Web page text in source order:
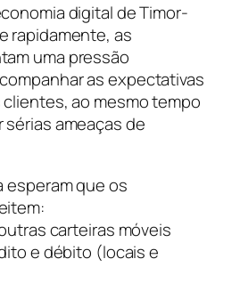
digital de Timor-
rapidamente, as
uma pressão
as expectativas
ao mesmo tempo
ameaças de
esperam que os
carteiras móveis
e débito (locais e